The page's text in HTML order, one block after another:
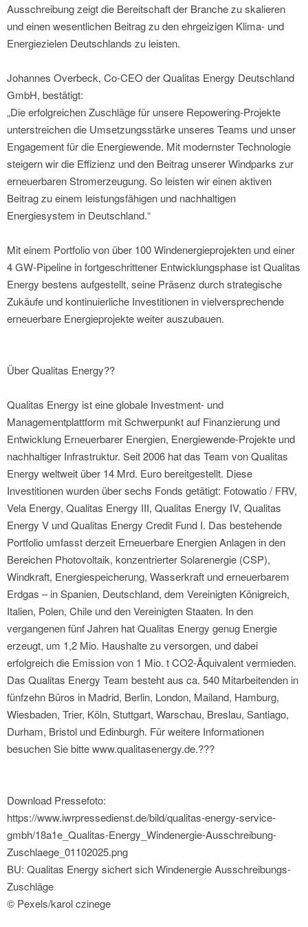
Ausschreibung zeigt die Bereitschaft der Branche zu skalieren
und einen wesentlichen Beitrag zu den ehrgeizigen Klima- und
Energiezielen Deutschlands zu leisten.
Johannes Overbeck, Co-CEO der Qualitas Energy Deutschland
GmbH, bestätigt:
„Die erfolgreichen Zuschläge für unsere Repowering-Projekte
unterstreichen die Umsetzungsstärke unseres Teams und unser
Engagement für die Energiewende. Mit modernster Technologie
steigern wir die Effizienz und den Beitrag unserer Windparks zur
erneuerbaren Stromerzeugung. So leisten wir einen aktiven
Beitrag zu einem leistungsfähigen und nachhaltigen
Energiesystem in Deutschland.“
Mit einem Portfolio von über 100 Windenergieprojekten und einer
4 GW-Pipeline in fortgeschrittener Entwicklungsphase ist Qualitas
Energy bestens aufgestellt, seine Präsenz durch strategische
Zukäufe und kontinuierliche Investitionen in vielversprechende
erneuerbare Energieprojekte weiter auszubauen.
Über Qualitas Energy??
Qualitas Energy ist eine globale Investment- und
Managementplattform mit Schwerpunkt auf Finanzierung und
Entwicklung Erneuerbarer Energien, Energiewende-Projekte und
nachhaltiger Infrastruktur. Seit 2006 hat das Team von Qualitas
Energy weltweit über 14 Mrd. Euro bereitgestellt. Diese
Investitionen wurden über sechs Fonds getätigt: Fotowatio / FRV,
Vela Energy, Qualitas Energy III, Qualitas Energy IV, Qualitas
Energy V und Qualitas Energy Credit Fund I. Das bestehende
Portfolio umfasst derzeit Erneuerbare Energien Anlagen in den
Bereichen Photovoltaik, konzentrierter Solarenergie (CSP),
Windkraft, Energiespeicherung, Wasserkraft und erneuerbarem
Erdgas – in Spanien, Deutschland, dem Vereinigten Königreich,
Italien, Polen, Chile und den Vereinigten Staaten. In den
vergangenen fünf Jahren hat Qualitas Energy genug Energie
erzeugt, um 1,2 Mio. Haushalte zu versorgen, und dabei
erfolgreich die Emission von 1 Mio. t CO2-Äquivalent vermieden.
Das Qualitas Energy Team besteht aus ca. 540 Mitarbeitenden in
fünfzehn Büros in Madrid, Berlin, London, Mailand, Hamburg,
Wiesbaden, Trier, Köln, Stuttgart, Warschau, Breslau, Santiago,
Durham, Bristol und Edinburgh. Für weitere Informationen
besuchen Sie bitte www.qualitasenergy.de.???
Download Pressefoto:
https://www.iwrpressedienst.de/bild/qualitas-energy-service-
gmbh/18a1e_Qualitas-Energy_Windenergie-Ausschreibung-
Zuschlaege_01102025.png
BU: Qualitas Energy sichert sich Windenergie Ausschreibungs-
Zuschläge
© Pexels/karol czinege